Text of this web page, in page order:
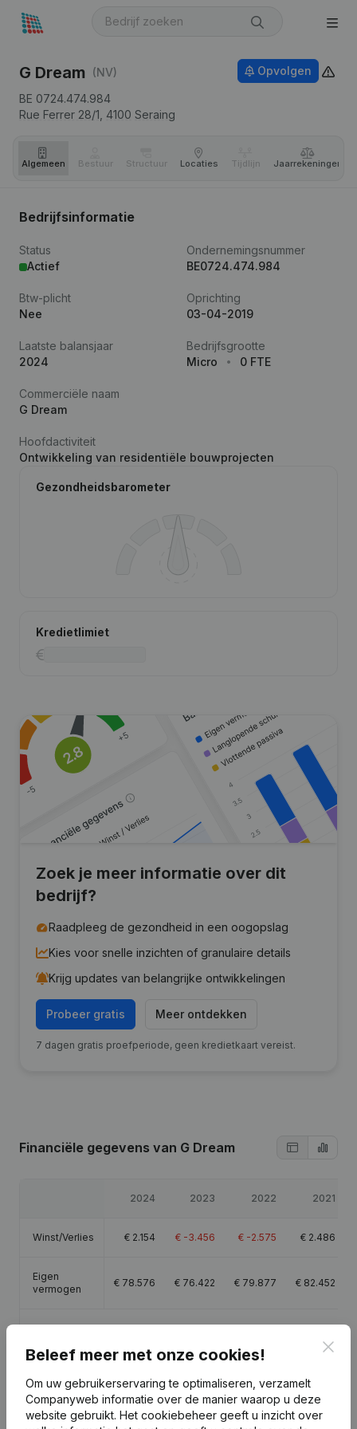
G Dream (NV)
BE 0724.474.984
Rue Ferrer 28/1, 4100 Seraing
Opvolgen
Algemeen Bestuur Structuur Locaties Tijdlijn Jaar­rekeningen
Bedrijfsinformatie
Status
Actief
Ondernemingsnummer
BE0724.474.984
Btw-plicht
Nee
Oprichting
03-04-2019
Laatste balansjaar
2024
Bedrijfsgrootte
Micro
0 FTE
Commerciële naam
G Dream
Hoofdactiviteit
Ontwikkeling van residentiële bouwprojecten
Gezondheidsbarometer
Kredietlimiet
Zoek je meer informatie over dit
bedrijf?
Raadpleeg de gezondheid in een oogopslag
Kies voor snelle inzichten of granulaire details
Krijg updates van belangrijke ontwikkelingen
Probeer gratis Meer ontdekken
7 dagen gratis proefperiode, geen kredietkaart vereist.
Financiële gegevens van G Dream
2024 2023 2022 2021
Winst/Verlies € 2.154 € -3.456 € -2.575 € 2.486
Eigen
vermogen
€ 78.576 € 76.422 € 79.877 € 82.452
Brutomarge €2.542 €-1.239 €-2.323 €2.968
Publicatiesvan G Dream
Beleef meer met onze cookies!
Om uw gebruikerservaring te optimaliseren, verzamelt
Companyweb informatie over de manier waarop u deze
website gebruikt. Het cookiebeheer geeft u inzicht over